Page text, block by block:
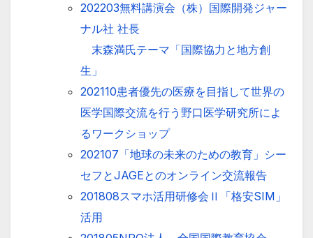
202203無料講演会（株）国際開発ジャー
ナル社 社長
末森満氏テーマ「国際協力と地方創
生」
202110患者優先の医療を目指して世界の
医学国際交流を行う野口医学研究所によ
るワークショップ
202107「地球の未来のための教育」シー
セフとJAGEとのオンライン交流報告
201808スマホ活用研修会Ⅱ「格安SIM」
活用